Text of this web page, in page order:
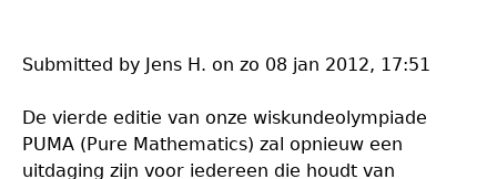
Submitted by Jens H. on zo 08 jan 2012, 17:51
De vierde editie van onze wiskundeolympiade
PUMA (Pure Mathematics) zal opnieuw een
uitdaging zijn voor iedereen die houdt van